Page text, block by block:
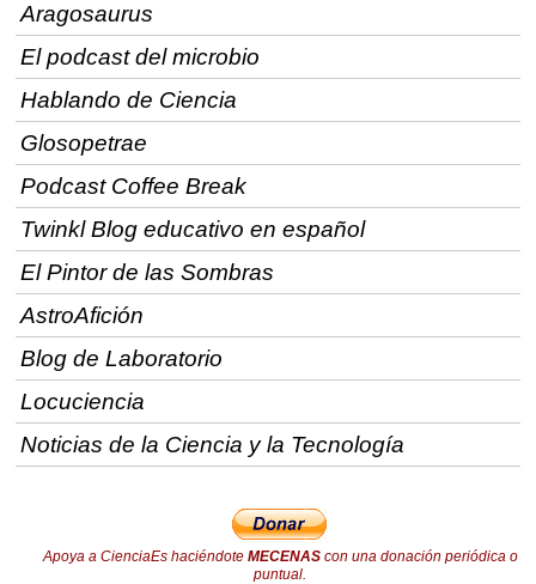
Aragosaurus
El podcast del microbio
Hablando de Ciencia
Glosopetrae
Podcast Coffee Break
Twinkl Blog educativo en español
El Pintor de las Sombras
AstroAfición
Blog de Laboratorio
Locuciencia
Noticias de la Ciencia y la Tecnología
Apoya a CienciaEs haciéndote MECENAScon una donación periódica o
puntual.